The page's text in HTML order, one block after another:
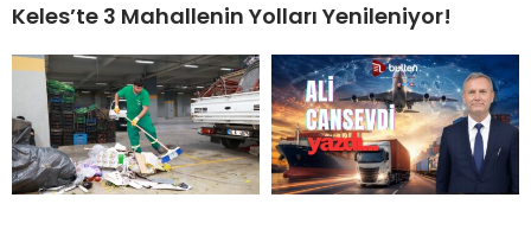
Keles’te 3 Mahallenin Yolları Yenileniyor!